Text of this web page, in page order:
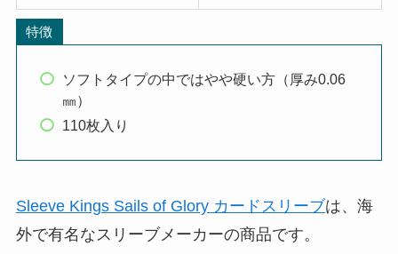
特徴
ソフトタイプの中ではやや硬い方（厚み0.06
㎜）
110枚入り
Sleeve Kings Sails of Glory カードスリーブは、海
外で有名なスリーブメーカーの商品です。